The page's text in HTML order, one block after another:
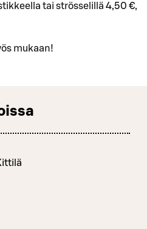
tai strösselillä 4,50 €,
mukaan!